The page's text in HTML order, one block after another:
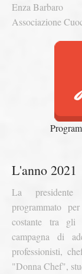
Enza Barbaro
Associazione
L'anno 2021
La
programmato
costante tra gli
campagna di
professionisti,
"Donna Chef",